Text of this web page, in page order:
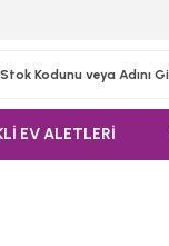
EV ALETLERİ